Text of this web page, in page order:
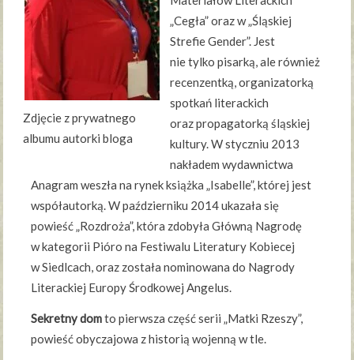
Zdjęcie z prywatnego
albumu autorki bloga
„Cegła” oraz w „Śląskiej
Strefie Gender”. Jest
nie tylko pisarką, ale również
recenzentką, organizatorką
spotkań literackich
oraz propagatorką śląskiej
kultury. W styczniu 2013
nakładem wydawnictwa
Anagram weszła na rynek książka „Isabelle”, której jest
współautorką. W październiku 2014 ukazała się
powieść „Rozdroża”, która zdobyła Główną Nagrodę
w kategorii Pióro na Festiwalu Literatury Kobiecej
w Siedlcach, oraz została nominowana do Nagrody
Literackiej Europy Środkowej Angelus.
Sekretny domto pierwsza część serii „Matki Rzeszy”,
powieść obyczajowa z historią wojenną w tle.